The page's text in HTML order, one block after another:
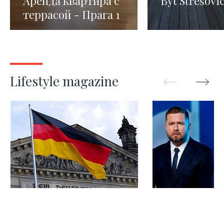
террасой - Прага 1
- 202 м²
Lifestyle magazine